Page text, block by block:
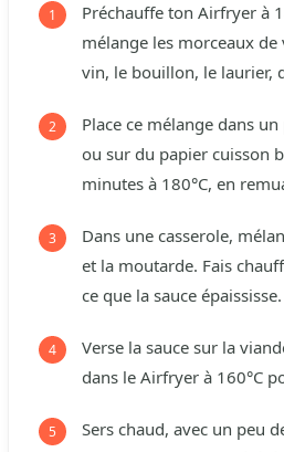
Préchauffe ton Airfryer à
mélange les morceaux de
vin, le bouillon, le laurier,
Place ce mélange dans
ou sur du papier cuisson
minutes à 180°C, en
Dans une casserole,
et la moutarde. Fais
ce que la sauce épaississe.
Verse la sauce sur la
dans le Airfryer à 160°C
Sers chaud, avec un peu